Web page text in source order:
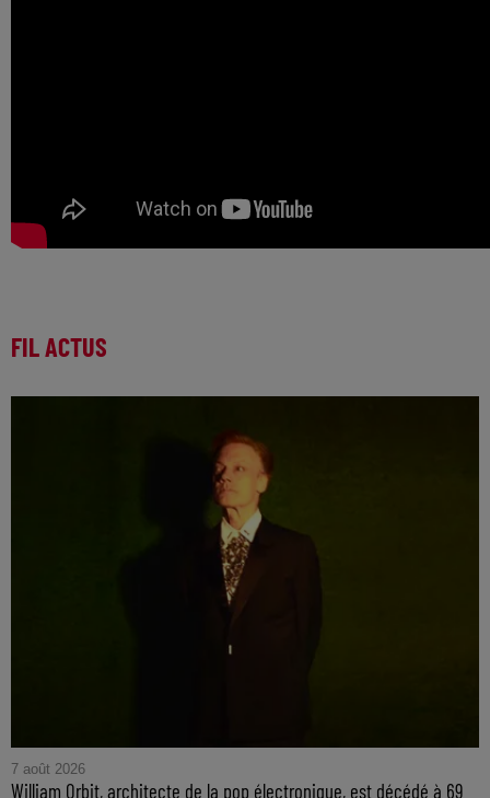
FIL ACTUS
7 août 2026
William Orbit, architecte de la pop électronique, est décédé à 69